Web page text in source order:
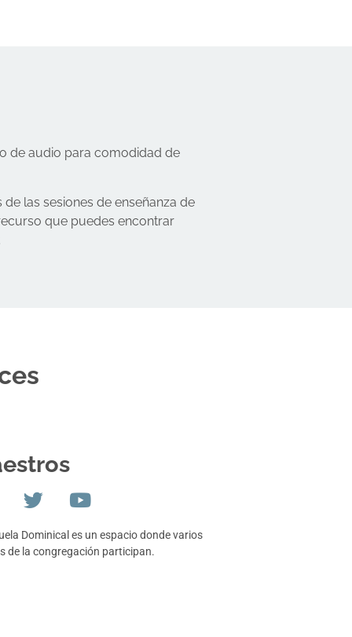
de audio para comodidad de
las sesiones de enseñanza de
que puedes encontrar
Dominical es un espacio donde varios
de la congregación participan.